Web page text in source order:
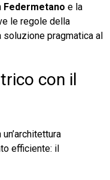
Federmetano e la
le regole della
pragmatica al
con il
efficiente: il